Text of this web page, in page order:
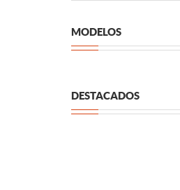
MODELOS
DESTACADOS